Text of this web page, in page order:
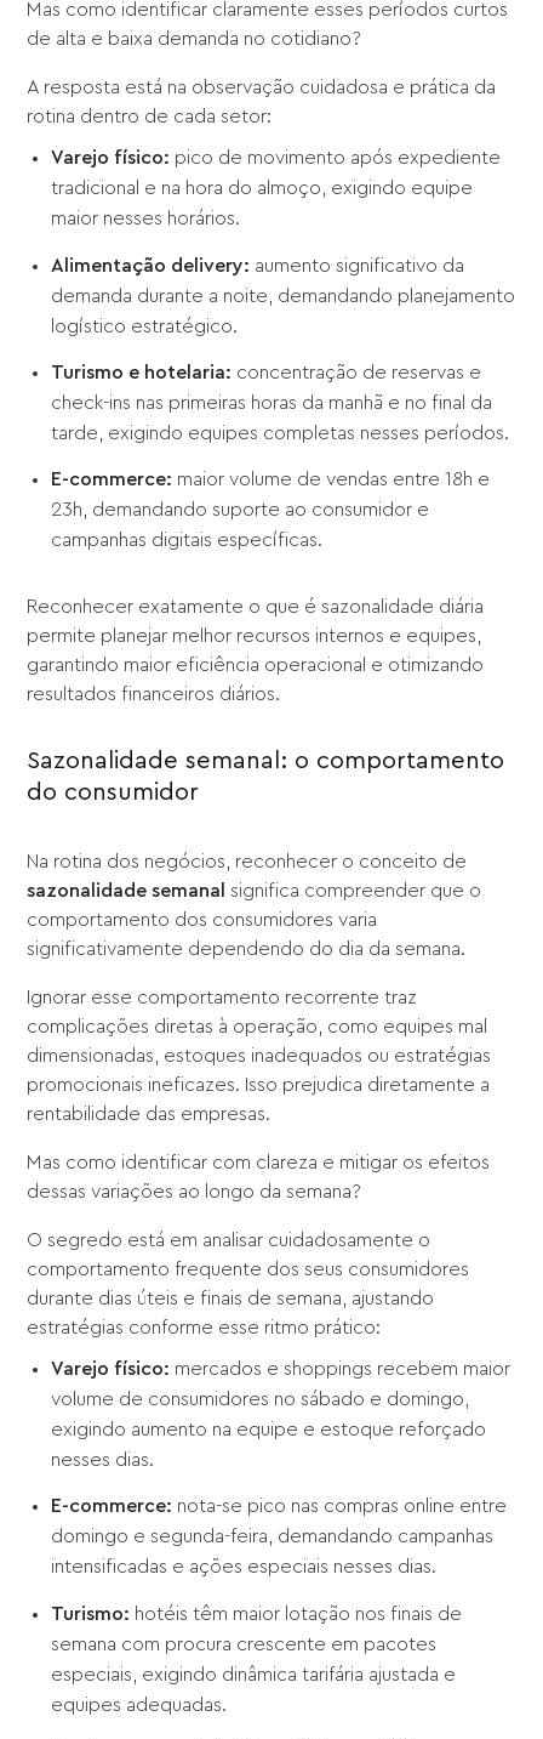
Mas como identificar claramente esses períodos curtos
de alta e baixa demanda no cotidiano?
A resposta está na observação cuidadosa e prática da
rotina dentro de cada setor:
Varejo físico: pico de movimento após expediente
tradicional e na hora do almoço, exigindo equipe
maior nesses horários.
Alimentação delivery: aumento significativo da
demanda durante a noite, demandando planejamento
logístico estratégico.
Turismo e hotelaria: concentração de reservas e
check-ins nas primeiras horas da manhã e no final da
tarde, exigindo equipes completas nesses períodos.
E-commerce: maior volume de vendas entre 18h e
23h, demandando suporte ao consumidor e
campanhas digitais específicas.
Reconhecer exatamente o que é sazonalidade diária
permite planejar melhor recursos internos e equipes,
garantindo maior eficiência operacional e otimizando
resultados financeiros diários.
Sazonalidade semanal: o comportamento
do consumidor
Na rotina dos negócios, reconhecer o conceito de
sazonalidade semanal significa compreender que o
comportamento dos consumidores varia
significativamente dependendo do dia da semana.
Ignorar esse comportamento recorrente traz
complicações diretas à operação, como equipes mal
dimensionadas, estoques inadequados ou estratégias
promocionais ineficazes. Isso prejudica diretamente a
rentabilidade das empresas.
Mas como identificar com clareza e mitigar os efeitos
dessas variações ao longo da semana?
O segredo está em analisar cuidadosamente o
comportamento frequente dos seus consumidores
durante dias úteis e finais de semana, ajustando
estratégias conforme esse ritmo prático:
Varejo físico: mercados e shoppings recebem maior
volume de consumidores no sábado e domingo,
exigindo aumento na equipe e estoque reforçado
nesses dias.
E-commerce: nota-se pico nas compras online entre
domingo e segunda-feira, demandando campanhas
intensificadas e ações especiais nesses dias.
Turismo: hotéis têm maior lotação nos finais de
semana com procura crescente em pacotes
especiais, exigindo dinâmica tarifária ajustada e
equipes adequadas.